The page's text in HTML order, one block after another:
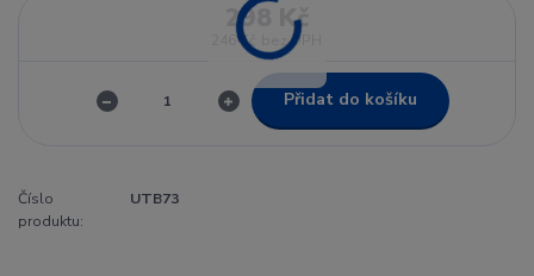
298 Kč
246 Kč bez DPH
Přidat do košíku
Číslo
produktu:
UTB73